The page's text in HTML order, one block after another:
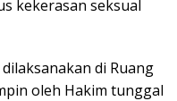
kekerasan seksual
di Ruang
oleh Hakim tunggal